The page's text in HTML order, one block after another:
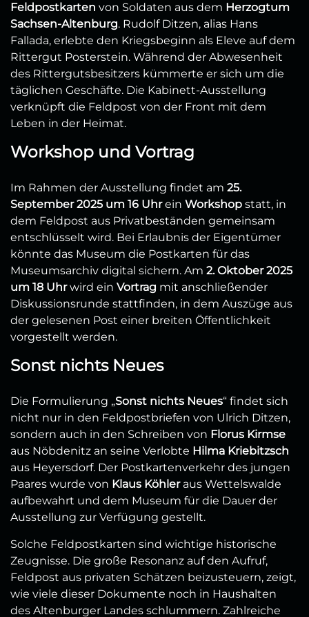
Feldpostkarten von Soldaten aus dem Herzogtum
Sachsen-Altenburg. Rudolf Ditzen, alias Hans
Fallada, erlebte den Kriegsbeginn als Eleve auf dem
Rittergut Posterstein. Während der Abwesenheit
des Rittergutsbesitzers kümmerte er sich um die
täglichen Geschäfte. Die Kabinett-Ausstellung
verknüpft die Feldpost von der Front mit dem
Leben in der Heimat.
Workshop und Vortrag
Im Rahmen der Ausstellung findet am 25.
September 2025 um 16 Uhrein Workshop statt, in
dem Feldpost aus Privatbeständen gemeinsam
entschlüsselt wird. Bei Erlaubnis der Eigentümer
könnte das Museum die Postkarten für das
Museumsarchiv digital sichern. Am 2. Oktober 2025
um 18 Uhrwird ein Vortrag mit anschließender
Diskussionsrunde stattfinden, in dem Auszüge aus
der gelesenen Post einer breiten Öffentlichkeit
vorgestellt werden.
Sonst nichts Neues
Die Formulierung „Sonst nichts Neues“ findet sich
nicht nur in den Feldpostbriefen von Ulrich Ditzen,
sondern auch in den Schreiben von Florus Kirmse
aus Nöbdenitz an seine Verlobte Hilma Kriebitzsch
aus Heyersdorf. Der Postkartenverkehr des jungen
Paares wurde von Klaus Köhleraus Wettelswalde
aufbewahrt und dem Museum für die Dauer der
Ausstellung zur Verfügung gestellt.
Solche Feldpostkarten sind wichtige historische
Zeugnisse. Die große Resonanz auf den Aufruf,
Feldpost aus privaten Schätzen beizusteuern, zeigt,
wie viele dieser Dokumente noch in Haushalten
des Altenburger Landes schlummern. Zahlreiche